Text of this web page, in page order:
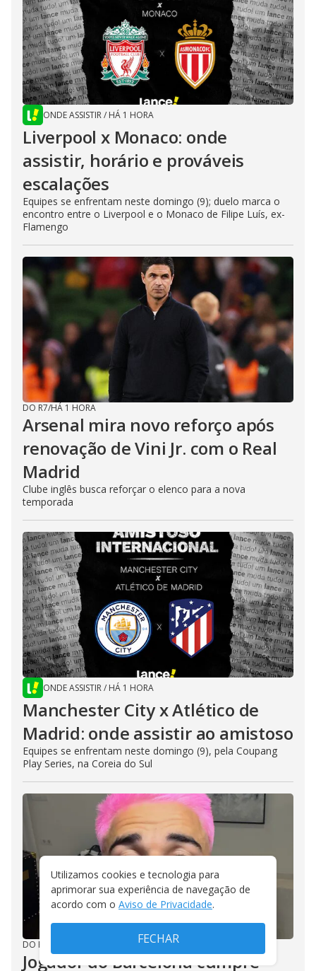
ONDE ASSISTIR/ HÁ 1 HORA
Liverpool x Monaco: onde
assistir, horário e prováveis
escalações
Equipes se enfrentam neste domingo (9); duelo marca o
encontro entre o Liverpool e o Monaco de Filipe Luís, ex-
Flamengo
DO R7/HÁ 1 HORA
Arsenal mira novo reforço após
renovação de Vini Jr. com o Real
Madrid
Clube inglês busca reforçar o elenco para a nova
temporada
ONDE ASSISTIR/ HÁ 1 HORA
Manchester City x Atlético de
Madrid: onde assistir ao amistoso
Equipes se enfrentam neste domingo (9), pela Coupang
Play Series, na Coreia do Sul
DO R7
Jogador do Barcelona cumpre
Utilizamos cookies e tecnologia para
aprimorar sua experiência de navegação de
acordo com o Aviso de Privacidade.
FECHAR